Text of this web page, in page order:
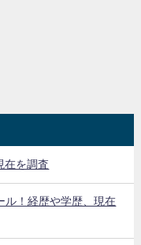
在を調査
ル！経歴や学歴、現在